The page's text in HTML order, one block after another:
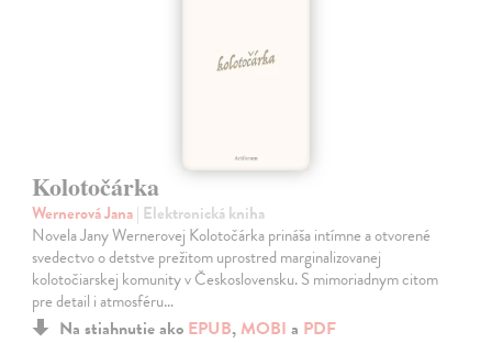
Kolotočárka
Wernerová Jana| Elektronická kniha
Novela Jany Wernerovej Kolotočárka prináša intímne a otvorené
svedectvo o detstve prežitom uprostred marginalizovanej
kolotočiarskej komunity v Československu. S mimoriadnym citom
pre detail i atmosféru…
Na stiahnutie ako EPUB, MOBI a PDF